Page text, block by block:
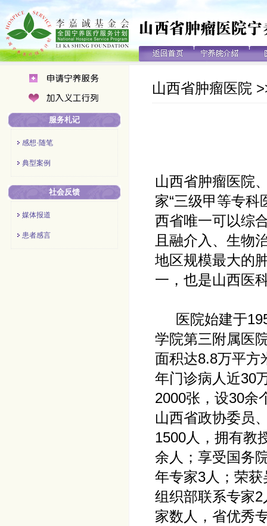
服务札记
感想·随笔
典型案例
社会反馈
媒体报道
患者感言
山西省肿瘤医院
山西省肿瘤医院
家“三级甲等专
西省唯一可以综
且融介入、生物
地区规模最大的
一，也是山西医
医院始建于
学院第三附属医
面积达8.8万平方
年门诊病人近30
2000张，设30余
山西省政协委员
1500人，拥有教
余人；享受国务
年专家3人；荣
组织部联系专家
家数人，省优秀